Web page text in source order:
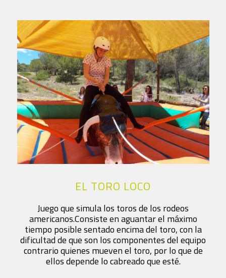
EL TORO LOCO
Juego que simula los toros de los rodeos
americanos.Consiste en aguantar el máximo
tiempo posible sentado encima del toro, con la
dificultad de que son los componentes del equipo
contrario quienes mueven el toro, por lo que de
ellos depende lo cabreado que esté.